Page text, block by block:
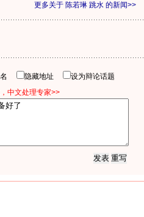
更多关于 陈若琳 跳水 的新闻>>
名 隐藏地址
设为辩论话题
中文处理专家>>